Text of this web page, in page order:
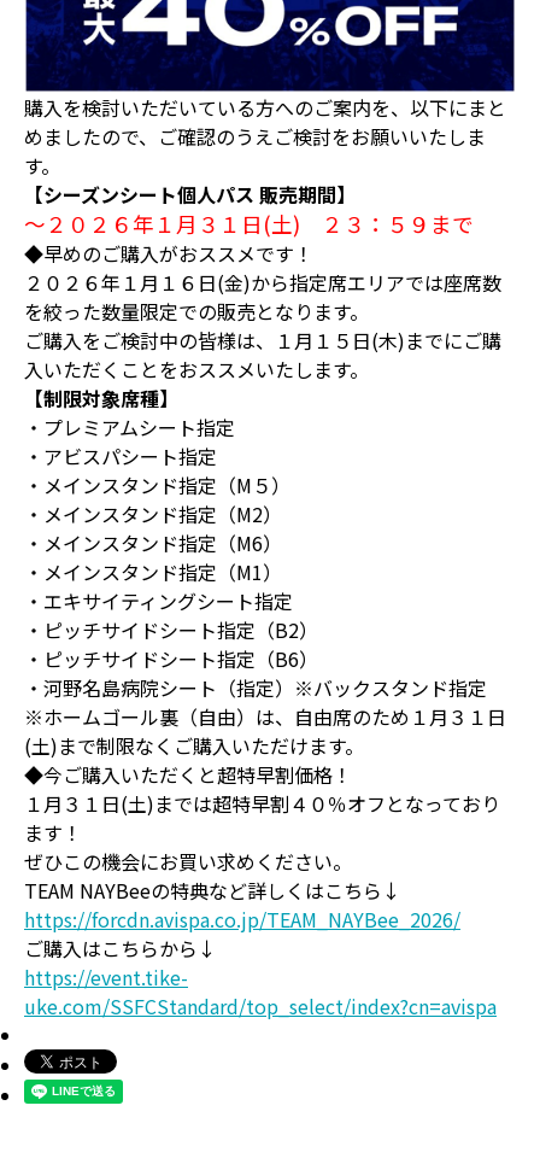
購入を検討いただいている方へのご案内を、以下にまと
めましたので、ご確認のうえご検討をお願いいたしま
す。
【シーズンシート個人パス 販売期間】
～２０２６年１月３１日(土) ２３：５９まで
◆早めのご購入がおススメです！
２０２６年１月１６日(金)から指定席エリアでは座席数
を絞った数量限定での販売となります。
ご購入をご検討中の皆様は、１月１５日(木)までにご購
入いただくことをおススメいたします。
【制限対象席種】
・プレミアムシート指定
・アビスパシート指定
・メインスタンド指定（M５）
・メインスタンド指定（M2）
・メインスタンド指定（M6）
・メインスタンド指定（M1）
・エキサイティングシート指定
・ピッチサイドシート指定（B2）
・ピッチサイドシート指定（B6）
・河野名島病院シート（指定）※バックスタンド指定
※ホームゴール裏（自由）は、自由席のため１月３１日
(土)まで制限なくご購入いただけます。
◆今ご購入いただくと超特早割価格！
１月３１日(土)までは超特早割４０％オフとなっており
ます！
ぜひこの機会にお買い求めください。
TEAM NAYBeeの特典など詳しくはこちら↓
https://forcdn.avispa.co.jp/TEAM_NAYBee_2026/
ご購入はこちらから↓
https://event.tike-
uke.com/SSFCStandard/top_select/index?cn=avispa